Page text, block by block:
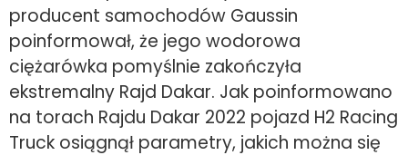
producent samochodów Gaussin
poinformował, że jego wodorowa
ciężarówka pomyślnie zakończyła
ekstremalny Rajd Dakar. Jak poinformowano
na torach Rajdu Dakar 2022 pojazd H2 Racing
Truck osiągnął parametry, jakich można się